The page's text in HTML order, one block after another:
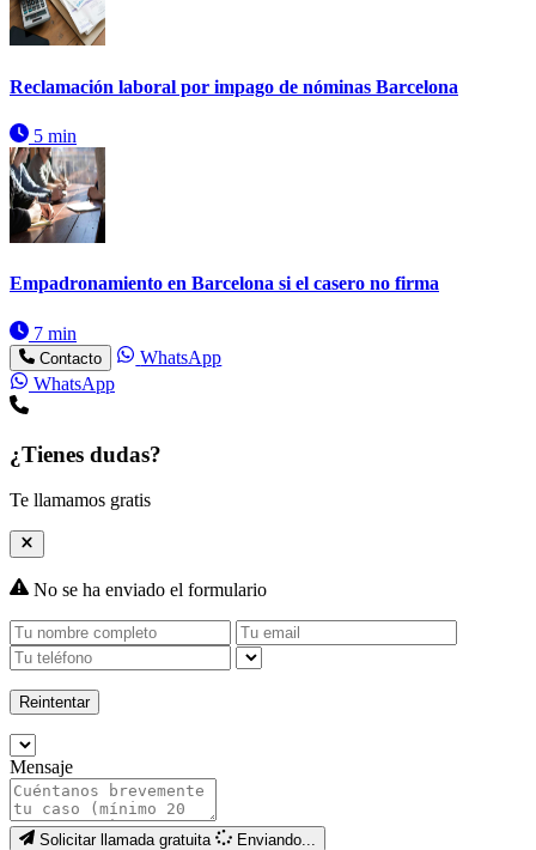
Reclamación laboral por impago de nóminas Barcelona
5 min
Empadronamiento en Barcelona si el casero no firma
7 min
Contacto
WhatsApp
WhatsApp
¿Tienes dudas?
Te llamamos gratis
No se ha enviado el formulario
Reintentar
Mensaje
Solicitar llamada gratuita Enviando...